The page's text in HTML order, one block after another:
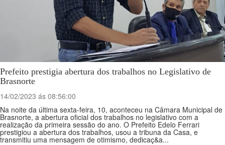
Prefeito prestigia abertura dos trabalhos no Legislativo de
Brasnorte
14/02/2023 ás 08:56:00
Na noite da última sexta-feira, 10, aconteceu na Câmara Municipal de
Brasnorte, a abertura oficial dos trabalhos no legislativo com a
realização da primeira sessão do ano. O Prefeito Edelo Ferrari
prestigiou a abertura dos trabalhos, usou a tribuna da Casa, e
transmitiu uma mensagem de otimismo, dedicaç&a...